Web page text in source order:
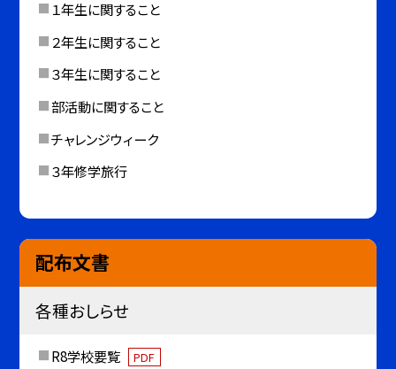
１年生に関すること
２年生に関すること
３年生に関すること
部活動に関すること
チャレンジウィーク
３年修学旅行
配布文書
各種おしらせ
R8学校要覧 PDF